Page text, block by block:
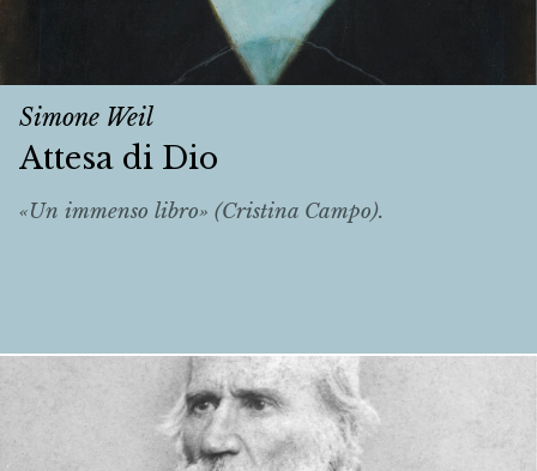
Simone Weil
Attesa di Dio
«Un immenso libro» (Cristina Campo).